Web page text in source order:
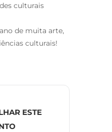
culturais
de muita arte,
culturais!
ESTE